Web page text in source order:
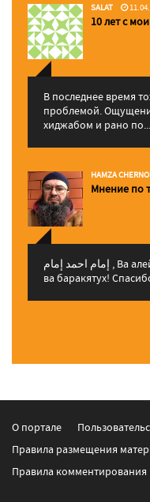
SALAT
10 лет с
В последнее время
проблемой.
хиджабом и рано по...
HAMZA
Мнение по
إمام احمد إمام , Ва алейкум ассалам ва рахматуЛлахи
ва баракятух!
О портале
Правила размещения
Правила комментирования